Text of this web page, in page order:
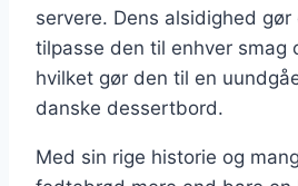
servere. Dens alsidighed
tilpasse den til enhver smag
hvilket gør den til en
danske dessertbord.
Med sin rige historie og